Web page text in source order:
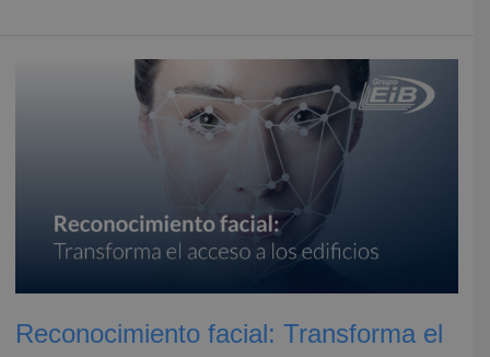
Reconocimiento facial: Transforma el
edificios